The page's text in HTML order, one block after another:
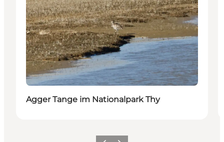
Agger Tange im Nationalpark Thy